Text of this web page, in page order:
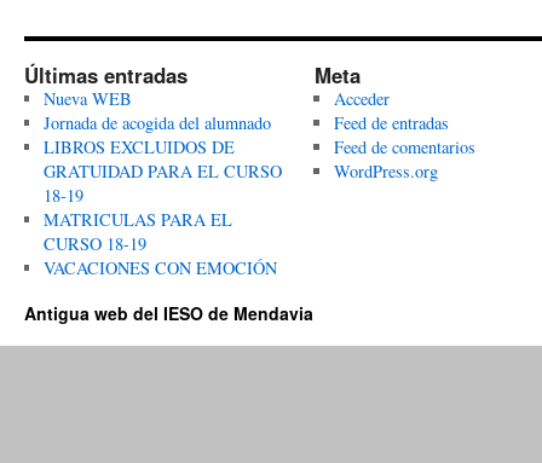
Últimas entradas
Nueva WEB
Jornada de acogida del alumnado
LIBROS EXCLUIDOS DE
GRATUIDAD PARA EL CURSO
18-19
MATRICULAS PARA EL
CURSO 18-19
VACACIONES CON EMOCIÓN
Meta
Acceder
Feed de entradas
Feed de comentarios
WordPress.org
Antigua web del IESO de Mendavia